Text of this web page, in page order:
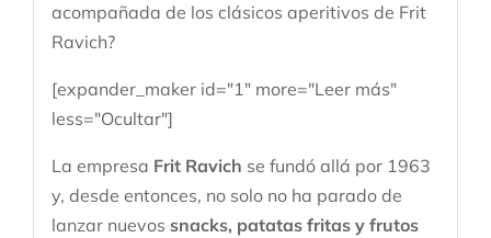
acompañada de los clásicos aperitivos de Frit
Ravich?
[expander_maker id="1" more="Leer más"
less="Ocultar"]
La empresa Frit Ravich se fundó allá por 1963
y, desde entonces, no solo no ha parado de
lanzar nuevos snacks, patatas fritas y frutos